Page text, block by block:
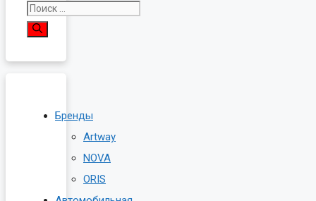
Поиск:
Бренды
Artway
NOVA
ORIS